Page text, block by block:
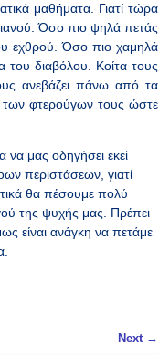
μαθήματα. Γιατί τώρα
Όσο πιο ψηλά πετάς
εχθρού. Όσο πιο χαμηλά
του διαβόλου. Κοίτα τους
ανεβάζει πάνω από τα
των φτερούγων τους ώστε
να μας οδηγήσει εκεί
περιστάσεων, γιατί
θα πέσουμε πολύ
της ψυχής μας. Πρέπει
είναι ανάγκη να πετάμε
Next →